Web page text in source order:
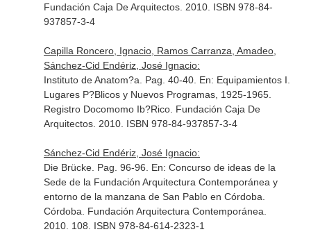
Fundación Caja De Arquitectos. 2010. ISBN 978-84-
937857-3-4
Capilla Roncero, Ignacio, Ramos Carranza, Amadeo,
Sánchez-Cid Endériz, José Ignacio:
Instituto de Anatom?a. Pag. 40-40. En: Equipamientos I.
Lugares P?Blicos y Nuevos Programas, 1925-1965.
Registro Docomomo Ib?Rico. Fundación Caja De
Arquitectos. 2010. ISBN 978-84-937857-3-4
Sánchez-Cid Endériz, José Ignacio:
Die Brücke. Pag. 96-96. En: Concurso de ideas de la
Sede de la Fundación Arquitectura Contemporánea y
entorno de la manzana de San Pablo en Córdoba
Córdoba. Fundación Arquitectura Contemporánea.
2010. 108. ISBN 978-84-614-2323-1